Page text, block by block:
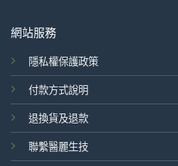
網站服務
隱私權保護政策
付款方式說明
退換貨及退款
聯繫醫麗生技